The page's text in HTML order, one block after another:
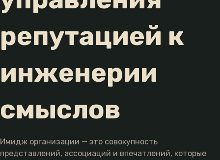
репутацией к
инженерии
смыслов
Имидж организации — это совокупность
представлений, ассоциаций и впечатлений, которые